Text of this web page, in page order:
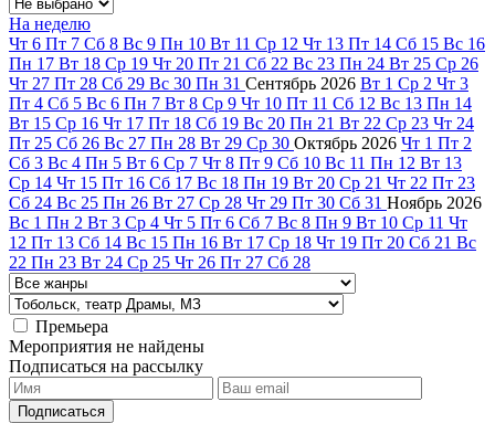
На неделю
Чт 6 Пт 7 Сб 8 Вс 9 Пн 10 Вт 11 Ср 12 Чт 13 Пт 14 Сб 15 Вс 16
Пн 17 Вт 18 Ср 19 Чт 20 Пт 21 Сб 22 Вс 23 Пн 24 Вт 25 Ср 26
Чт 27 Пт 28 Сб 29 Вс 30 Пн 31 Сентябрь 2026 Вт 1 Ср 2 Чт 3
Пт 4 Сб 5 Вс 6 Пн 7 Вт 8 Ср 9 Чт 10 Пт 11 Сб 12 Вс 13 Пн 14
Вт 15 Ср 16 Чт 17 Пт 18 Сб 19 Вс 20 Пн 21 Вт 22 Ср 23 Чт 24
Пт 25 Сб 26 Вс 27 Пн 28 Вт 29 Ср 30 Октябрь 2026 Чт 1 Пт 2
Сб 3 Вс 4 Пн 5 Вт 6 Ср 7 Чт 8 Пт 9 Сб 10 Вс 11 Пн 12 Вт 13
Ср 14 Чт 15 Пт 16 Сб 17 Вс 18 Пн 19 Вт 20 Ср 21 Чт 22 Пт 23
Сб 24 Вс 25 Пн 26 Вт 27 Ср 28 Чт 29 Пт 30 Сб 31 Ноябрь 2026
Вс 1 Пн 2 Вт 3 Ср 4 Чт 5 Пт 6 Сб 7 Вс 8 Пн 9 Вт 10 Ср 11 Чт
12 Пт 13 Сб 14 Вс 15 Пн 16 Вт 17 Ср 18 Чт 19 Пт 20 Сб 21 Вс
22 Пн 23 Вт 24 Ср 25 Чт 26 Пт 27 Сб 28
Премьера
Мероприятия не найдены
Подписаться на рассылку